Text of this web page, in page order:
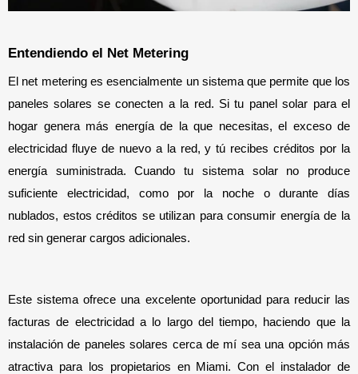
Entendiendo el Net Metering
El net metering es esencialmente un sistema que permite que los
paneles solares se conecten a la red. Si tu panel solar para el
hogar genera más energía de la que necesitas, el exceso de
electricidad fluye de nuevo a la red, y tú recibes créditos por la
energía suministrada. Cuando tu sistema solar no produce
suficiente electricidad, como por la noche o durante días
nublados, estos créditos se utilizan para consumir energía de la
red sin generar cargos adicionales.
Este sistema ofrece una excelente oportunidad para reducir las
facturas de electricidad a lo largo del tiempo, haciendo que la
instalación de paneles solares cerca de mí sea una opción más
atractiva para los propietarios en Miami. Con el instalador de